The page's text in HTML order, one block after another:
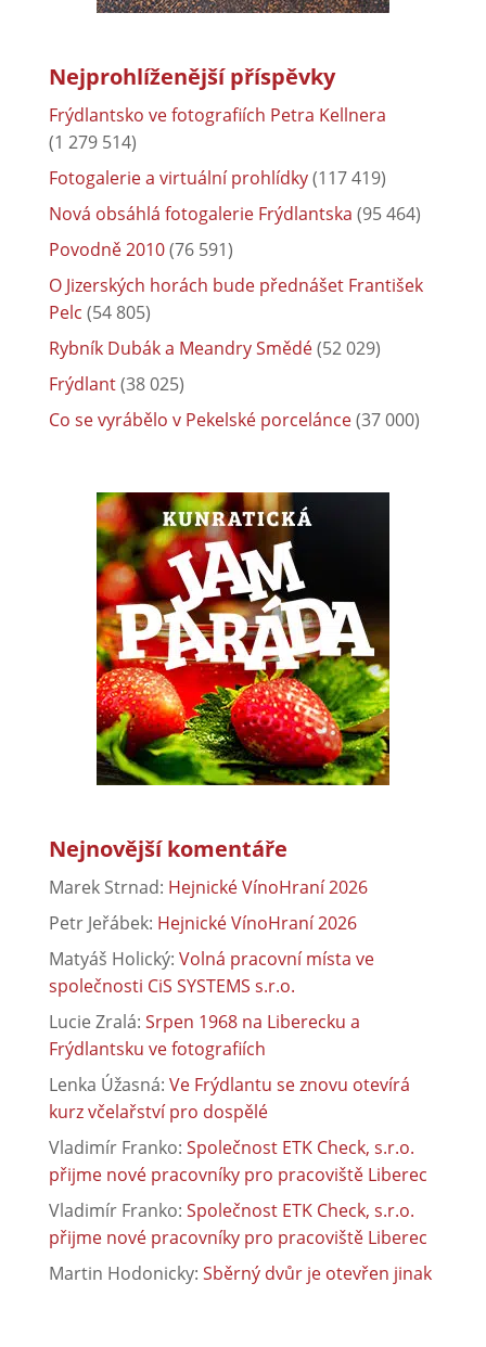
Nejprohlíženější příspěvky
Frýdlantsko ve fotografiích Petra Kellnera
(1 279 514)
Fotogalerie a virtuální prohlídky(117 419)
Nová obsáhlá fotogalerie Frýdlantska (95 464)
Povodně 2010(76 591)
O Jizerských horách bude přednášet František
Pelc (54 805)
Rybník Dubák a Meandry Smědé(52 029)
Frýdlant(38 025)
Co se vyrábělo v Pekelské porcelánce(37 000)
Nejnovější komentáře
Marek Strnad: Hejnické VínoHraní 2026
Petr Jeřábek: Hejnické VínoHraní 2026
Matyáš Holický: Volná pracovní místa ve
společnosti CiS SYSTEMS s.r.o.
Lucie Zralá: Srpen 1968 na Liberecku a
Frýdlantsku ve fotografiích
Lenka Úžasná: Ve Frýdlantu se znovu otevírá
kurz včelařství pro dospělé
Vladimír Franko: Společnost ETK Check, s.r.o.
přijme nové pracovníky pro pracoviště Liberec
Vladimír Franko: Společnost ETK Check, s.r.o.
přijme nové pracovníky pro pracoviště Liberec
Martin Hodonicky: Sběrný dvůr je otevřen jinak